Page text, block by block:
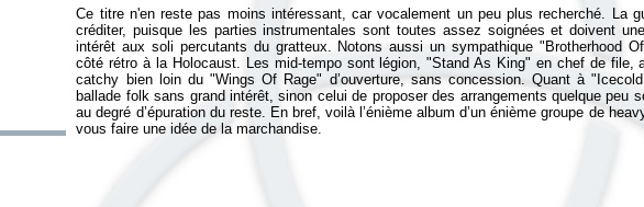
Ce titre n'en reste pas moins intéressant, car vocalement un peu plus recherché. La
créditer, puisque les parties instrumentales sont toutes assez soignées et doivent
intérêt aux soli percutants du gratteux. Notons aussi un sympathique "Brotherhood
côté rétro à la Holocaust. Les mid-tempo sont légion, "Stand As King" en chef de file,
catchy bien loin du "Wings Of Rage" d’ouverture, sans concession. Quant à "Icecold
ballade folk sans grand intérêt, sinon celui de proposer des arrangements quelque peu
au degré d’épuration du reste. En bref, voilà l’énième album d’un énième groupe de
vous faire une idée de la marchandise.